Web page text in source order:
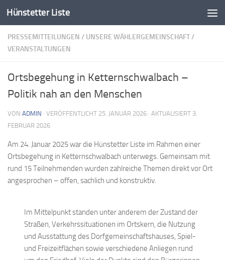
Zum Inhalt springen
Hünstetter Liste
PRESSEMITTEILUNGEN / UNSERE WÄHLERGEMEINSCHAFT/
VERANSTALTUNGEN
Ortsbegehung in Ketternschwalbach –
Politik nah an den Menschen
VON ADMIN · VERÖFFENTLICHT 25. JANUAR 2026 · AKTUALISIERT 3.
FEBRUAR 2026
Am 24. Januar 2025 war die Hünstetter Liste im Rahmen einer
Ortsbegehung in Ketternschwalbach unterwegs. Gemeinsam mit
rund 15 Teilnehmenden wurden zahlreiche Themen direkt vor Ort
angesprochen – offen, sachlich und konstruktiv.
Im Mittelpunkt standen unter anderem der Zustand der
Straßen, Verkehrssituationen im Ortskern, die Nutzung
und Ausstattung des Dorfgemeinschaftshauses, Spiel-
und Freizeitflächen sowie verschiedene Anliegen rund